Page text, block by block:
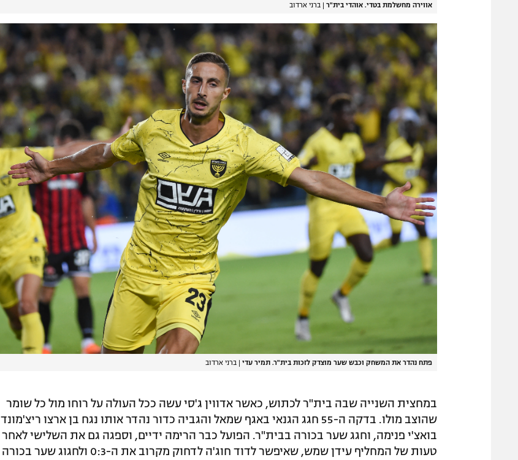
אווירה מחשלמת בטדי. אוהדי בית"ר | ברני ארדוב
פתח נהדר את המשחק וכבש שער מוצדק לזכות בית"ר. תמיר עדי | ברני ארדוב
במחצית השנייה שבה בית"ר לכתוש, כאשר אדווין ג'סי עשה ככל העולה על רוחו מול כל שומר
שהוצב מולו. בדקה ה-55 חגג הגנאי באגף שמאל והגביה כדור נהדר אותו נגח בן ארצו ריצ'מונד
בואצ'י פנימה, וחגג שער בכורה בבית"ר. הפועל כבר הרימה ידיים, וספגה גם את השלישי לאחר
טעות של המחליף עידן שמש, שאיפשר לדוד חוג'ה לדחוק מקרוב את ה-0:3 ולחגוג שער בכורה